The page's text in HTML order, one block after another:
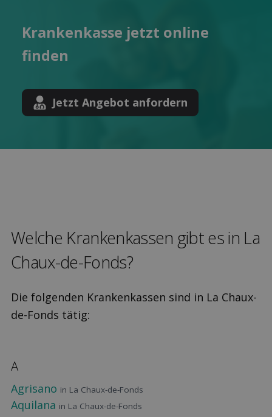
Kranken­kasse jetzt online
finden
Jetzt Angebot anfordern
Welche Kranken­kassen gibt es in La
Chaux-de-Fonds?
Die folgenden Krankenkassen sind in La Chaux-
de-Fonds tätig:
A
Agrisano in La Chaux-de-Fonds
Aquilana in La Chaux-de-Fonds